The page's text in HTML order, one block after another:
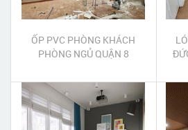
ỐP PVC PHÒNG KHÁCH
PHÒNG NGỦ QUẬN 8